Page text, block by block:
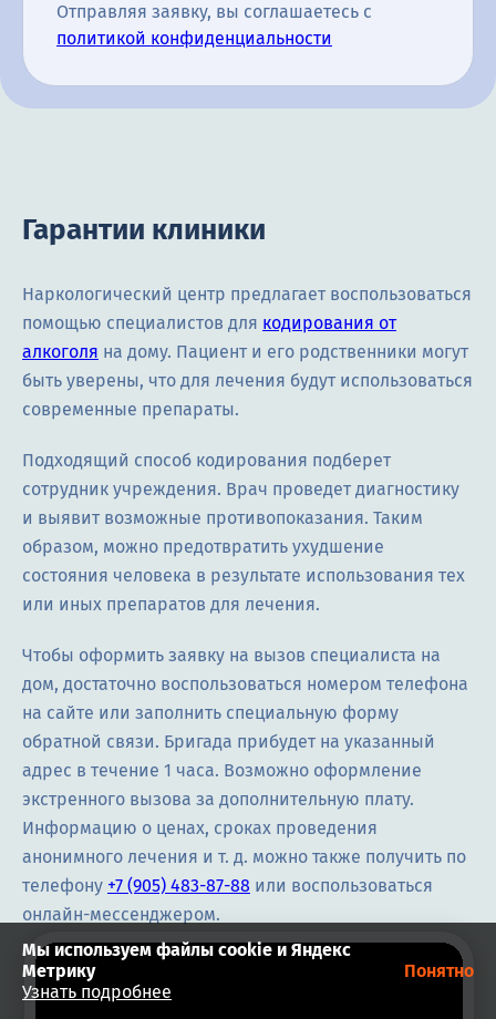
Отправляя заявку, вы соглашаетесь с
политикой конфиденциальности
Гарантии клиники
Наркологический центр предлагает воспользоваться
помощью специалистов для кодирования от
алкоголя на дому. Пациент и его родственники могут
быть уверены, что для лечения будут использоваться
современные препараты.
Подходящий способ кодирования подберет
сотрудник учреждения. Врач проведет диагностику
и выявит возможные противопоказания. Таким
образом, можно предотвратить ухудшение
состояния человека в результате использования тех
или иных препаратов для лечения.
Чтобы оформить заявку на вызов специалиста на
дом, достаточно воспользоваться номером телефона
на сайте или заполнить специальную форму
обратной связи. Бригада прибудет на указанный
адрес в течение 1 часа. Возможно оформление
экстренного вызова за дополнительную плату.
Информацию о ценах, сроках проведения
анонимного лечения и т. д. можно также получить по
телефону +7 (905) 483-87-88 или воспользоваться
онлайн-мессенджером.
Мы используем файлы cookie и Яндекс
Метрику
Узнать подробнее
Понятно